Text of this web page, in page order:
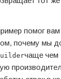
помог вам
почему мы
чаще чем